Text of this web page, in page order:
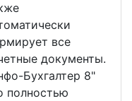
все
документы.
Бухгалтер 8"
полностью